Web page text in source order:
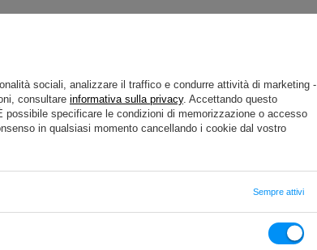
Manubrio HEX in ghisa con
rivestimento in gomma 5 kg -
sociali, analizzare il traffico e condurre attività di marketing -
consultare informativa sulla privacy. Accettando questo
specificare le condizioni di memorizzazione o accesso
in qualsiasi momento cancellando i cookie dal vostro
Sempre attivi